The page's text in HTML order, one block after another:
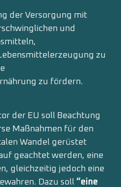
der Versorgung mit
und
zu
zu fördern.
der EU soll Beachtung
Maßnahmen für den
Wandel gerüstet
geachtet werden, eine
gleichzeitig jedoch eine
Dazu soll “eine